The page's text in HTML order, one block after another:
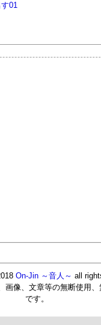
01
On-Jin ～音人～ all
画像、文章等の無断使用
です。